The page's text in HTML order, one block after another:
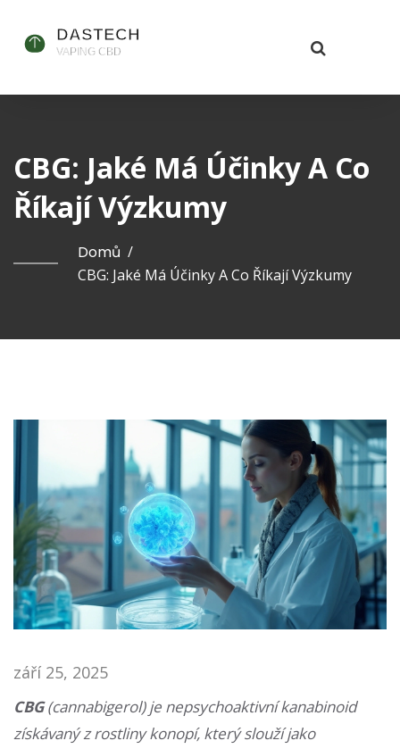
CBG: Jaké Má Účinky A Co
Říkají Výzkumy
Domů /
CBG: Jaké Má Účinky A Co Říkají Výzkumy
září 25, 2025
CBG(cannabigerol) je nepsychoaktivní kanabinoid
získávaný z rostliny konopí, který slouží jako